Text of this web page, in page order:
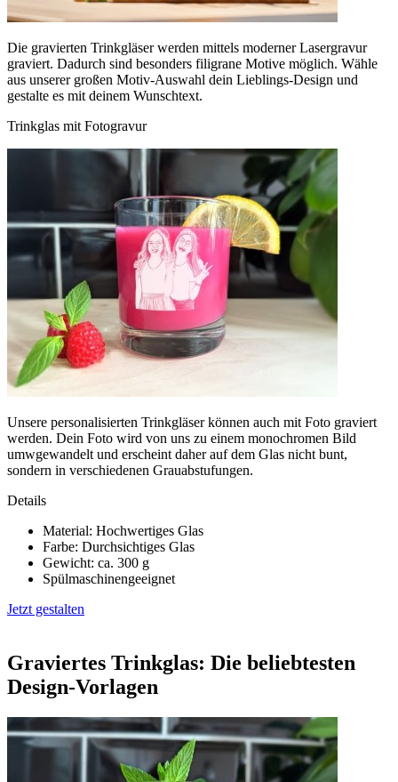
Die gravierten Trinkgläser werden mittels moderner Lasergravur
graviert. Dadurch sind besonders filigrane Motive möglich. Wähle
aus unserer großen Motiv-Auswahl dein Lieblings-Design und
gestalte es mit deinem Wunschtext.
Trinkglas mit Fotogravur
Unsere personalisierten Trinkgläser können auch mit Foto graviert
werden. Dein Foto wird von uns zu einem monochromen Bild
umwgewandelt und erscheint daher auf dem Glas nicht bunt,
sondern in verschiedenen Grauabstufungen.
Details
Material: Hochwertiges Glas
Farbe: Durchsichtiges Glas
Gewicht: ca. 300 g
Spülmaschinengeeignet
Jetzt gestalten
Graviertes Trinkglas: Die beliebtesten
Design-Vorlagen